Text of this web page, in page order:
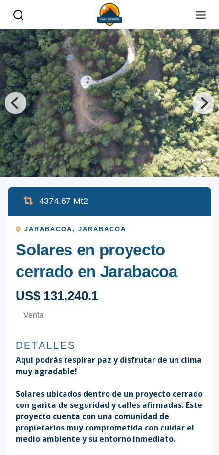
4374.67 Mt2
JARABACOA ,JARABACOA
Solares en proyecto
cerrado en Jarabacoa
US$ 131,240.1
Venta
DETALLES
Aquí podrás respirar paz y disfrutar de un clima
muy agradable!
Solares ubicados dentro de un proyecto cerrado
con garita de seguridad y calles afirmadas. Este
proyecto cuenta con una comunidad de
propietarios muy comprometida con cuidar el
medio ambiente y su entorno inmediato.